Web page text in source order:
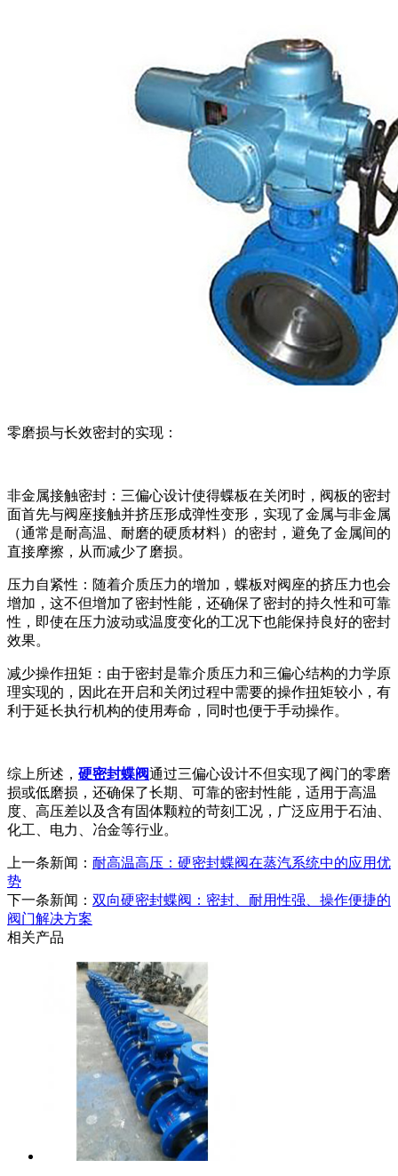
零磨损与长效密封的实现：
非金属接触密封：三偏心设计使得蝶板在关闭时，阀板的密封
面首先与阀座接触并挤压形成弹性变形，实现了金属与非金属
（通常是耐高温、耐磨的硬质材料）的密封，避免了金属间的
直接摩擦，从而减少了磨损。
压力自紧性：随着介质压力的增加，蝶板对阀座的挤压力也会
增加，这不但增加了密封性能，还确保了密封的持久性和可靠
性，即使在压力波动或温度变化的工况下也能保持良好的密封
效果。
减少操作扭矩：由于密封是靠介质压力和三偏心结构的力学原
理实现的，因此在开启和关闭过程中需要的操作扭矩较小，有
利于延长执行机构的使用寿命，同时也便于手动操作。
综上所述， 硬密封蝶阀通过三偏心设计不但实现了阀门的零磨
损或低磨损，还确保了长期、可靠的密封性能，适用于高温
度、高压差以及含有固体颗粒的苛刻工况，广泛应用于石油、
化工、电力、冶金等行业。
上一条新闻： 耐高温高压：硬密封蝶阀在蒸汽系统中的应用优
势
下一条新闻： 双向硬密封蝶阀：密封、耐用性强、操作便捷的
阀门解决方案
相关产品